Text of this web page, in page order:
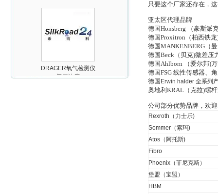
氧气浓度
25%POLYTRON
3000 22V
只要这个厂家还存在，
亚太区代理品牌
德国Honsberg （豪斯派
德国Proxitron（柏西铁
德国MANKENBERG（
德国Beck（贝克)微差压
德国Ahlborn （爱尔邦)
德国FSG 线性传感器、
德国 Erwin halder 全系列
奥地利KRAL（克拉)螺
公司部分优势品牌，欢
Rexroth（力士乐)
Sommer（索玛)
Atos（阿托斯)
Fibro
Phoenix（菲尼克斯）
堡盟（宝盟）
HBM